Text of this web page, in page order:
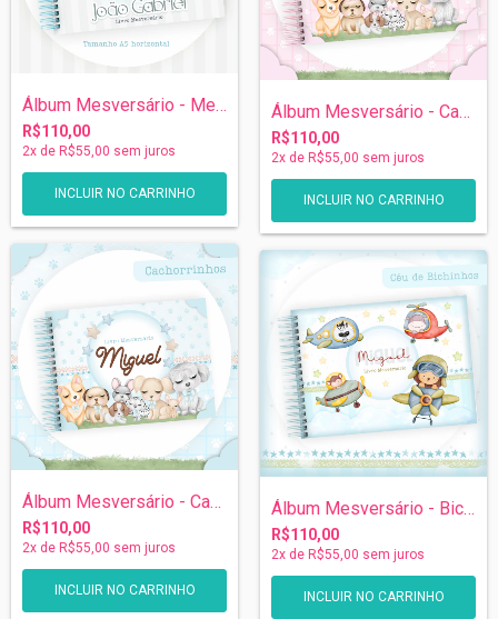
Álbum Mesversário - Menino Baloeiro
R$110,00
2x de R$55,00 sem juros
INCLUIR NO CARRINHO
Álbum Mesversário - Cadelinhas
R$110,00
2x de R$55,00 sem juros
INCLUIR NO CARRINHO
Álbum Mesversário - Cachorrinhos
R$110,00
2x de R$55,00 sem juros
INCLUIR NO CARRINHO
Álbum Mesversário - Bichinhos
R$110,00
2x de R$55,00 sem juros
INCLUIR NO CARRINHO